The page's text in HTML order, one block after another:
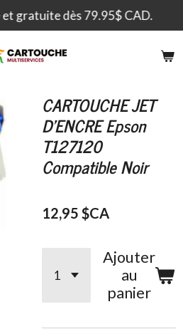
gratuite dès 79.95$ CAD.
CARTOUCHE JET
D'ENCRE Epson
T127120
Compatible Noir
12,95 $CA
Ajouter
au
panier